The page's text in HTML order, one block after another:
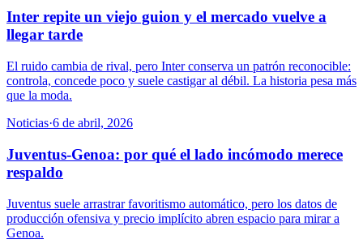
Inter repite un viejo guion y el mercado vuelve a
llegar tarde
El ruido cambia de rival, pero Inter conserva un patrón reconocible:
controla, concede poco y suele castigar al débil. La historia pesa más
que la moda.
Noticias·6 de abril, 2026
Juventus-Genoa: por qué el lado incómodo merece
respaldo
Juventus suele arrastrar favoritismo automático, pero los datos de
producción ofensiva y precio implícito abren espacio para mirar a
Genoa.